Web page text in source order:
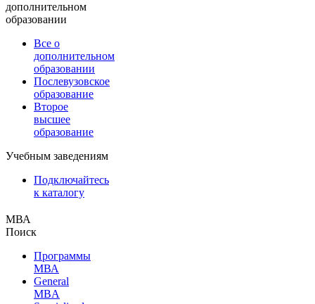
дополнительном
образовании
Все о
дополнительном
образовании
Послевузовское
образование
Второе
высшее
образование
Учебным заведениям
Подключайтесь
к каталогу
МВА
Поиск
Программы
МВА
General
MBA